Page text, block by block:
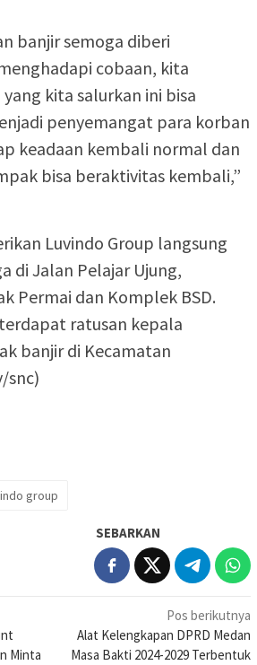
banjir semoga diberi
cobaan, kita
kita salurkan ini bisa
penyemangat para korban
keadaan kembali normal dan
bisa beraktivitas kembali,”
Luvindo Group langsung
di Jalan Pelajar Ujung,
Permai dan Komplek BSD.
ratusan kepala
banjir di Kecamatan
snc)
group
SEBARKAN
Minta
Pos berikutnya
Alat Kelengkapan DPRD Medan
Masa Bakti 2024-2029 Terbentuk